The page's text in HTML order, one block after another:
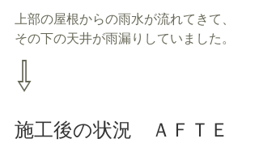
上部の屋根からの雨水が流れてきて、
その下の天井が雨漏りしていました。
⇩
施工後の状況　ＡＦＴＥ